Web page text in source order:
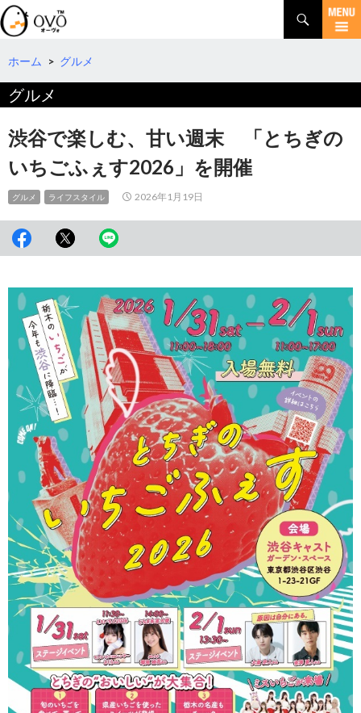
検
索
コ
テ
ツ
へ
移
動
ホーム > グルメ
グルメ
渋谷で楽しむ、甘い週末 「とちぎの
いちごふぇす2026」を開催
グルメ ライフスタイル 2026年1月19日